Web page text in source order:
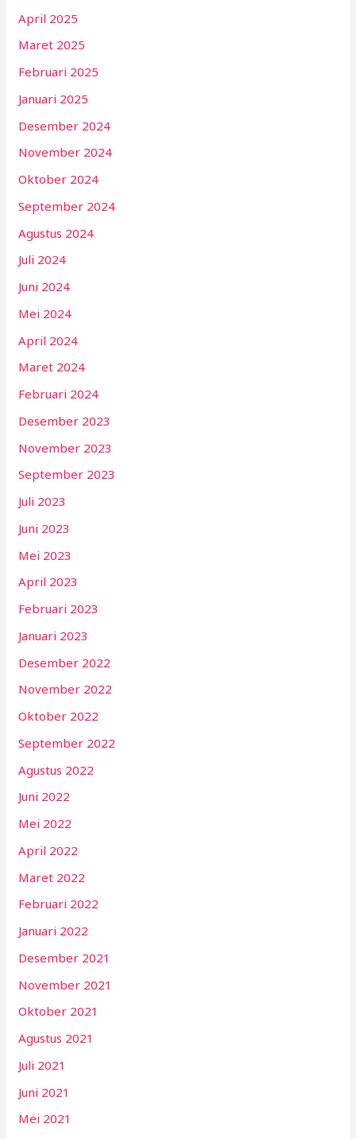
April 2025
Maret 2025
Februari 2025
Januari 2025
Desember 2024
November 2024
Oktober 2024
September 2024
Agustus 2024
Juli 2024
Juni 2024
Mei 2024
April 2024
Maret 2024
Februari 2024
Desember 2023
November 2023
September 2023
Juli 2023
Juni 2023
Mei 2023
April 2023
Februari 2023
Januari 2023
Desember 2022
November 2022
Oktober 2022
September 2022
Agustus 2022
Juni 2022
Mei 2022
April 2022
Maret 2022
Februari 2022
Januari 2022
Desember 2021
November 2021
Oktober 2021
Agustus 2021
Juli 2021
Juni 2021
Mei 2021